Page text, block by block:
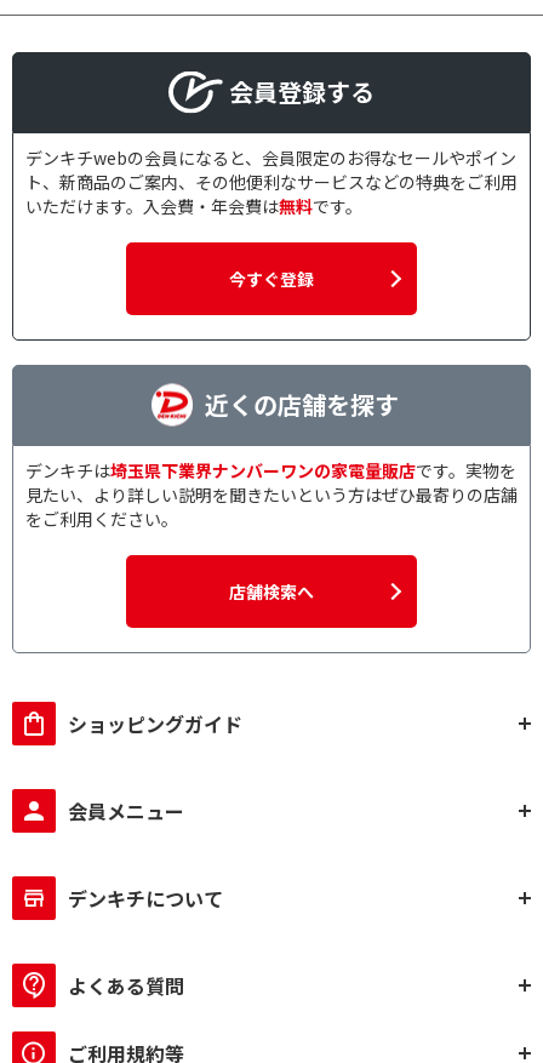
会員登録する
デンキチwebの会員になると、会員限定のお得なセールやポイン
ト、新商品のご案内、その他便利なサービスなどの特典をご利用
いただけます。入会費・年会費は無料です。
今すぐ登録
近くの店舗を探す
デンキチは埼玉県下業界ナンバーワンの家電量販店です。実物を
見たい、より詳しい説明を聞きたいという方はぜひ最寄りの店舗
をご利用ください。
店舗検索へ
ショッピングガイド
会員メニュー
デンキチについて
よくある質問
ご利用規約等